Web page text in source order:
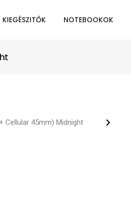
KIEGÉSZITŐK NOTEBOOKOK